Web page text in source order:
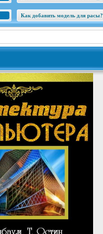
Как добавить модель для расы?